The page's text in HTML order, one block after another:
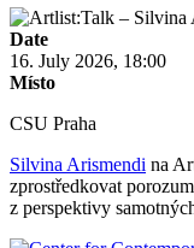
Date
16. July 2026, 18:00
Místo
CSU Praha
Silvina Arismendi na
zprostředkovat
z perspektivy